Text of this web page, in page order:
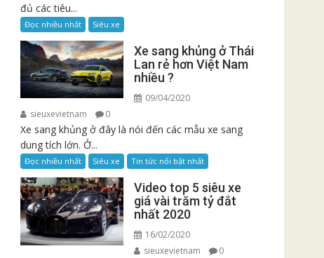
đủ các tiêu...
Đọc nhiều nhất Siêu xe
Xe sang khủng ở Thái
Lan rẻ hơn Việt Nam
nhiều ?
09/04/2020
sieuxevietnam
0
Xe sang khủng ở đây là nói đến các mẫu xe sang
dung tích lớn. Ở...
Đọc nhiều nhất Siêu xe Tin tức nổi bật nhất
Video top 5 siêu xe
giá vài trăm tỷ đắt
nhất 2020
16/02/2020
sieuxevietnam
0